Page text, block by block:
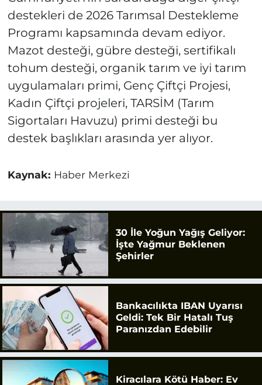
destekleri de 2026 Tarımsal Destekleme
Programı kapsamında devam ediyor.
Mazot desteği, gübre desteği, sertifikalı
tohum desteği, organik tarım ve iyi tarım
uygulamaları primi, Genç Çiftçi Projesi,
Kadın Çiftçi projeleri, TARSİM (Tarım
Sigortaları Havuzu) primi desteği bu
destek başlıkları arasında yer alıyor.
Kaynak: Haber Merkezi
30 İle Yoğun Yağış Geliyor:
İşte Yağmur Beklenen
Şehirler
Bankacılıkta IBAN Uyarısı
Geldi: Tek Bir Hatalı Tuş
Paranızdan Edebilir
Kiracılara Kötü Haber: Ev